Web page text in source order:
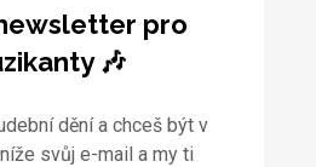
pro
🎶
dění a chceš být v
svůj e-mail a my ti